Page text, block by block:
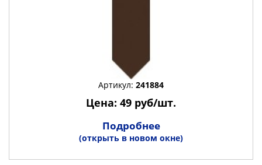
Артикул: 241884
Цена: 49 руб/шт.
Подробнее
(открыть в новом окне)